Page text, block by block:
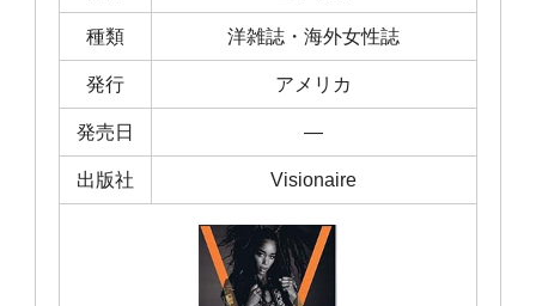
種類 洋雑誌・海外女性誌
発行 アメリカ
発売日 ―
出版社 Visionaire